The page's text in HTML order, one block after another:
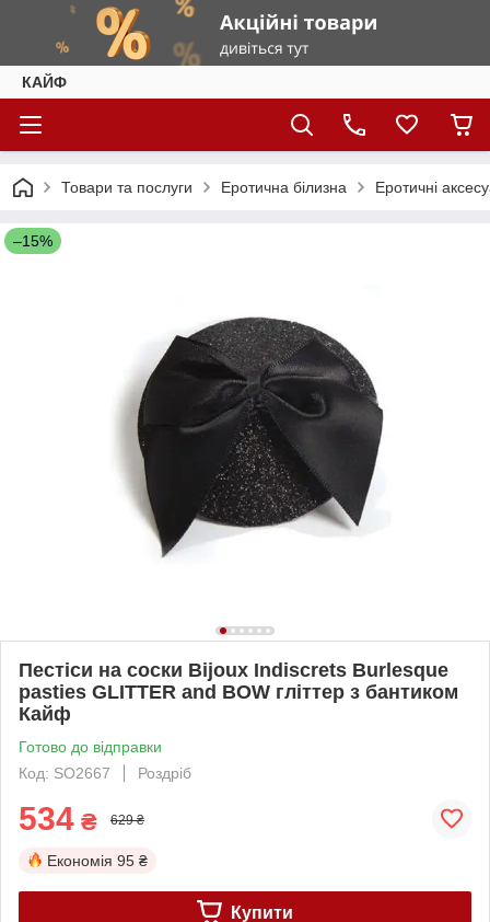
КАЙФ
Товари та послуги Еротична білизна Еротичні
–15%
Пестіси на соски Bijoux Indiscrets Burlesque
pasties GLITTER and BOW гліттер з бантиком
Кайф
Готово до відправки
Код: SO2667
Роздріб
534 ₴ 629 ₴
Економія 95 ₴
Купити